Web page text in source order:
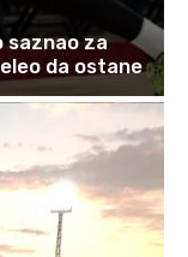
saznao za
da ostane